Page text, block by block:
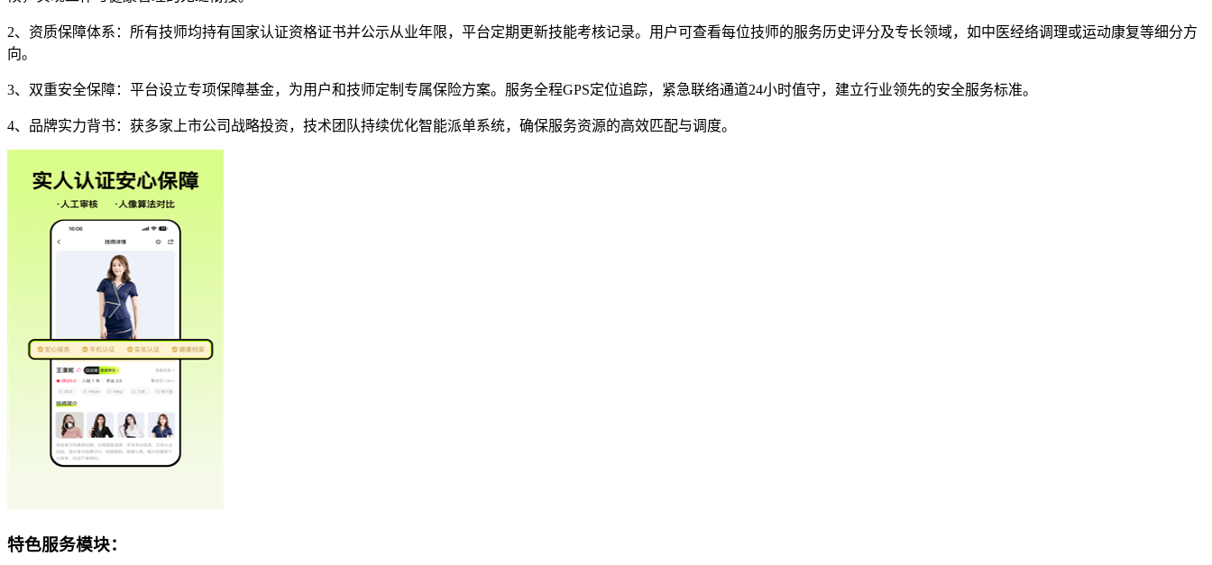
2、资质保障体系：所有技师均持有国家认证资格证书并公示从业年限，平台定期更新技能考核记录。用户可查看每位技师的服务历史评分及专长领域，如中医经络调理或运动康复等细分方
向。
3、双重安全保障：平台设立专项保障基金，为用户和技师定制专属保险方案。服务全程GPS定位追踪，紧急联络通道24小时值守，建立行业领先的安全服务标准。
4、品牌实力背书：获多家上市公司战略投资，技术团队持续优化智能派单系统，确保服务资源的高效匹配与调度。
特色服务模块：